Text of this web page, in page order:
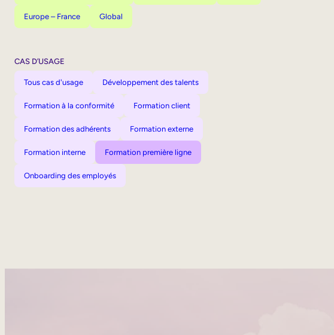
Europe – France Global
CAS D’USAGE
Tous cas d'usage Développement des talents
Formation à la conformité Formation client
Formation des adhérents Formation externe
Formation interne Formation première ligne
Onboarding des employés